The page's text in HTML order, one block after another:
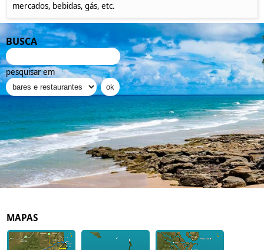
mercados, bebidas, gás, etc.
BUSCA
pesquisar em
MAPAS